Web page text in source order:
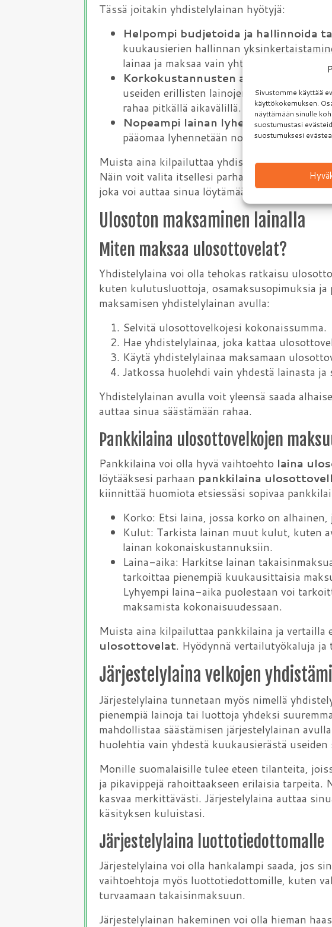
Sivustomme käyttää
käyttökokemuksen.
näyttämään sinulle
suostumustasi
suostumuksesi
Tässä joitakin yhdistelylainan hyötyjä:
Helpompi budjetoida ja hallinnoida
kuukausierien hallinnan
lainaa ja maksaa vain yhtä
Korkokustannusten alentaminen
:
useiden erillisten lainojen yhteiseen
rahaa pitkällä aikavälillä.
Nopeampi lainan lyhentäminen:
pääomaa lyhennetään nopeammin ja laina
Muista aina kilpailuttaa yhdistelylaina ja
Näin voit valita itsellesi parhaiten sopivan
joka voi auttaa sinua löytämään parhaan
Ulosoton maksaminen lainalla
Miten maksaa ulosottovelat?
Yhdistelylaina voi olla tehokas ratkaisu
kuten kulutusluottoja, osamaksusopimuksia ja
maksamisen yhdistelylainan avulla:
Selvitä ulosottovelkojesi kokonaissumma.
Hae yhdistelylainaa, joka kattaa
Käytä yhdistelylainaa maksamaan
Jatkossa huolehdi vain yhdestä lainasta ja
Yhdistelylainan avulla voit yleensä saada
auttaa sinua säästämään rahaa.
Pankkilaina ulosottovelkojen
Pankkilaina voi olla hyvä vaihtoehto laina
löytääksesi parhaan pankkilaina
kiinnittää huomiota etsiessäsi sopivaa
Korko: Etsi laina, jossa korko on
Kulut: Tarkista lainan muut kulut, kuten
lainan kokonaiskustannuksiin.
Laina-aika: Harkitse lainan
tarkoittaa pienempiä kuukausittaisia
Lyhyempi laina-aika puolestaan voi
maksamista kokonaisuudessaan.
Muista aina kilpailuttaa pankkilaina ja vertailla
ulosottovelat. Hyödynnä vertailutyökaluja
Järjestelylaina velkojen
Järjestelylaina tunnetaan myös nimellä
pienempiä lainoja tai luottoja yhdeksi
mahdollistaa säästämisen järjestelylainan
huolehtia vain yhdestä kuukausierästä useiden
Monille suomalaisille tulee eteen tilanteita,
ja pikavippejä rahoittaakseen erilaisia
kasvaa merkittävästi. Järjestelylaina auttaa
käsityksen kuluistasi.
Järjestelylaina luottotiedottomalle
Järjestelylaina voi olla hankalampi saada, jos
vaihtoehtoja myös luottotiedottomille, kuten
turvaamaan takaisinmaksuun.
Järjestelylainan hakeminen voi olla hieman